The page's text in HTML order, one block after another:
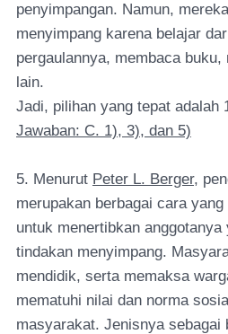
penyimpangan. Namun,
menyimpang karena belajar
pergaulannya, membaca
lain.
Jadi, pilihan yang tepat adalah
Jawaban: C. 1), 3), dan 5)
5. Menurut Peter L. Berger,
merupakan berbagai cara
untuk menertibkan anggotanya
tindakan menyimpang.
mendidik, serta memaksa
mematuhi nilai dan norma
masyarakat. Jenisnya sebagai